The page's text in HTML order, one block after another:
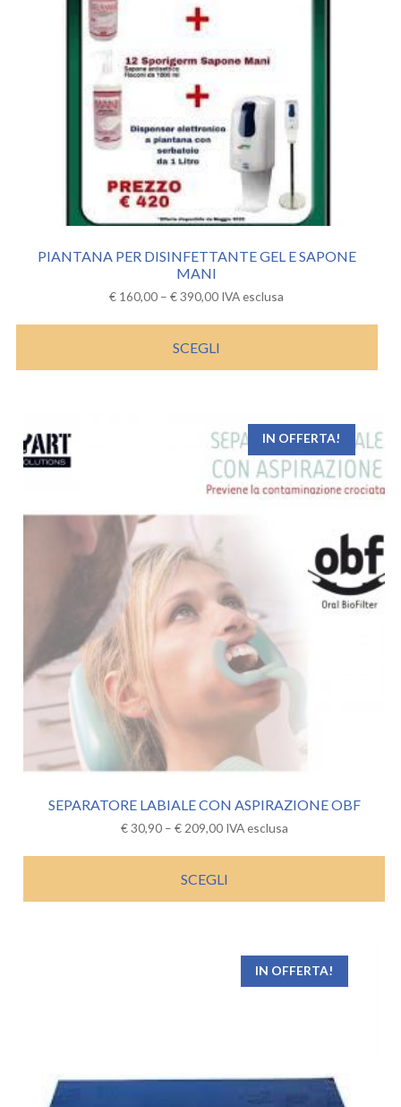
PIANTANA PER DISINFETTANTE GEL E SAPONE
MANI
€ 160,00 –€390,00 IVA esclusa
SCEGLI
IN OFFERTA!
SEPARATORE LABIALE CON ASPIRAZIONE OBF
€30,90– €209,00 IVA esclusa
SCEGLI
IN OFFERTA!